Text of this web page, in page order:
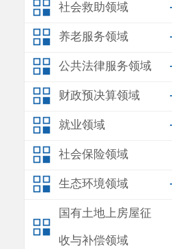
社会救助领域
养老服务领域
公共法律服务领域
财政预决算领域
就业领域
社会保险领域
生态环境领域
国有土地上房屋征
收与补偿领域